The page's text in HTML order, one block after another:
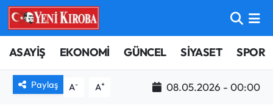
ASAYİŞ EKONOMİ GÜNCEL SİYASET SPOR
Paylaş A- A+ 08.05.2026 - 00:00
ASAYİŞ
BİLİM-TEKNOLOJİ
Aydın Nöbetçi Eczaneler
Aydın Hava Durumu